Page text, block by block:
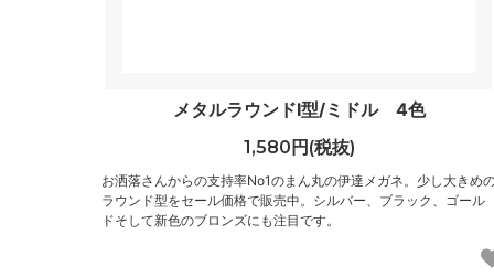
メタルラウンドⅠ型/ミドル 4色
1,580円(税抜)
お洒落さんからの支持率No1のまん丸の伊達メガネ。少し大きめ
ラウンド型をセール価格で販売中。シルバー、ブラック、ゴール
ドそして新色のブロンズにも注目です。